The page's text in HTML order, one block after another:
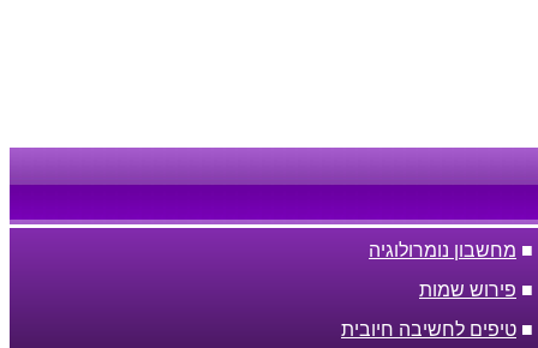
■ מחשבון נומרולוגיה
■ פירוש שמות
■ טיפים לחשיבה חיובית